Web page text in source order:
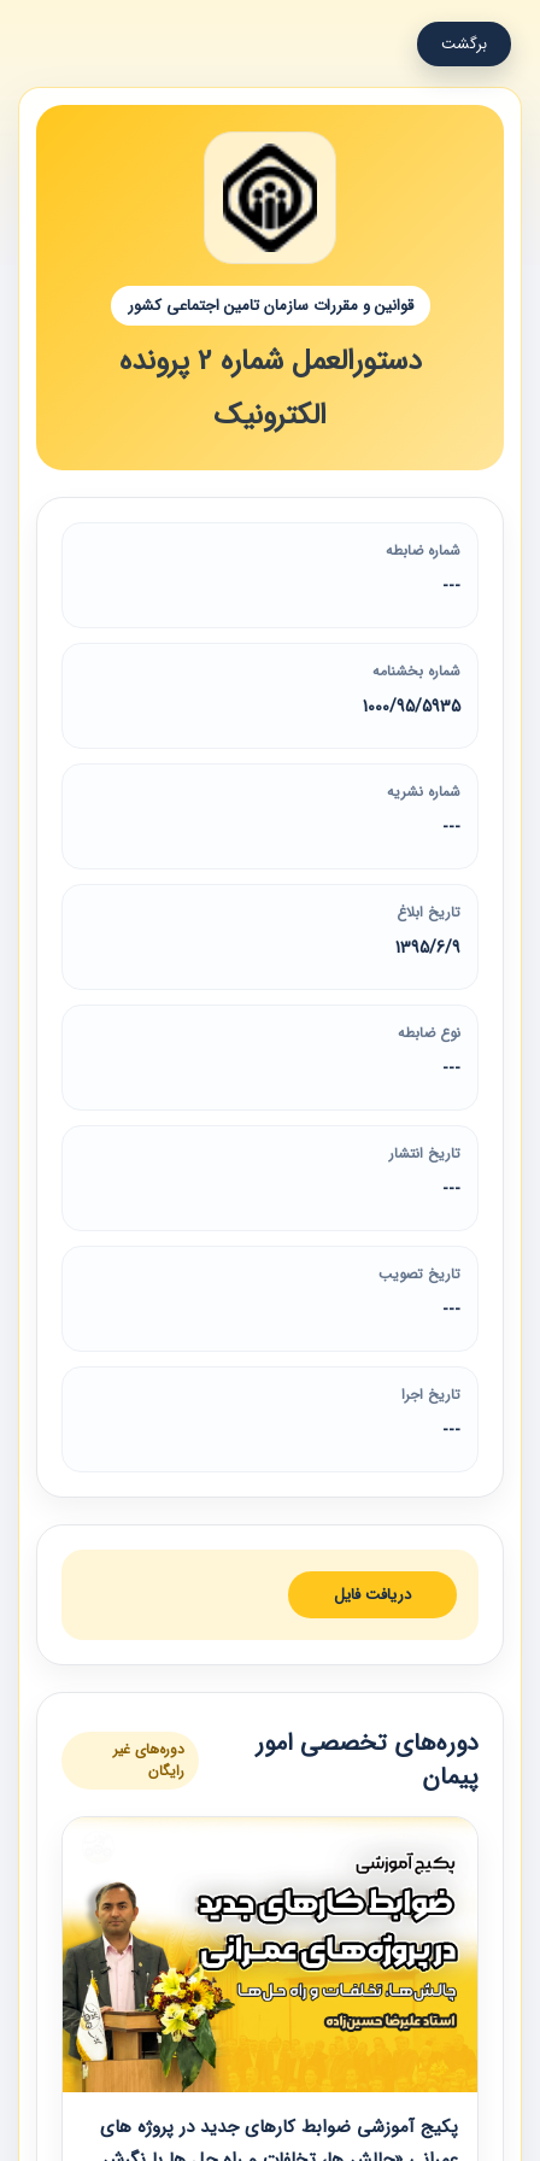
برگشت
قوانین و مقررات سازمان تامین اجتماعی کشور
دستورالعمل شماره 2 پرونده
الکترونیک
شماره ضابطه
---
شماره بخشنامه
1000/95/5935
شماره نشریه
---
تاریخ ابلاغ
1395/6/9
نوع ضابطه
---
تاریخ انتشار
---
تاریخ تصویب
---
تاریخ اجرا
---
دریافت فایل
دوره‌های تخصصی امور
پیمان
دوره‌های غیر
رایگان
پکیج آموزشی ضوابط کارهای جدید در پروژه های